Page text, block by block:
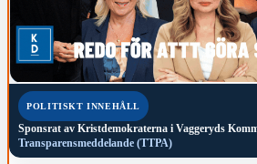
POLITISKT INNEHÅLL
Sponsrat av Kristdemokraterna i Vaggeryds
Transparensmeddelande (TTPA)